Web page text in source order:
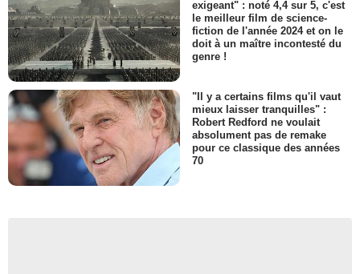
exigeant" : noté 4,4 sur 5, c'est
le meilleur film de science-
fiction de l'année 2024 et on le
doit à un maître incontesté du
genre !
"Il y a certains films qu'il vaut
mieux laisser tranquilles" :
Robert Redford ne voulait
absolument pas de remake
pour ce classique des années
70